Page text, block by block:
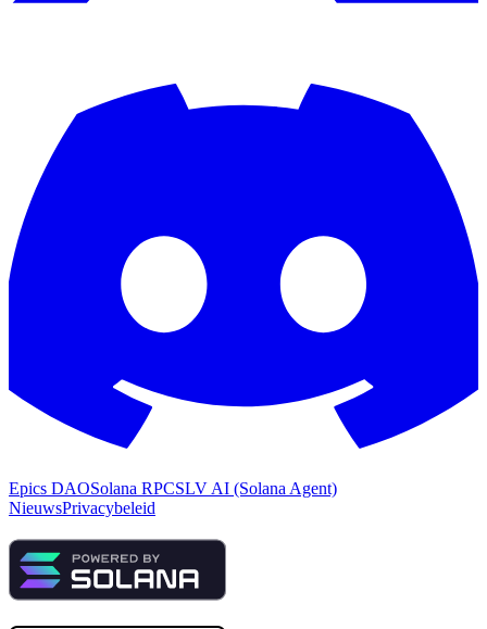
Epics DAOSolana RPCSLV AI (Solana Agent)
NieuwsPrivacybeleid